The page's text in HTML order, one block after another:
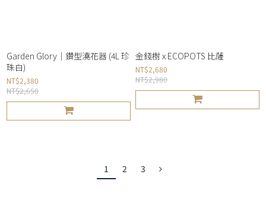
Garden Glory｜鑽型澆花器 (4L 珍
珠白)
NT$2,380
NT$2,650
金錢樹 x ECOPOTS 比薩
NT$2,680
NT$2,980
1 2 3